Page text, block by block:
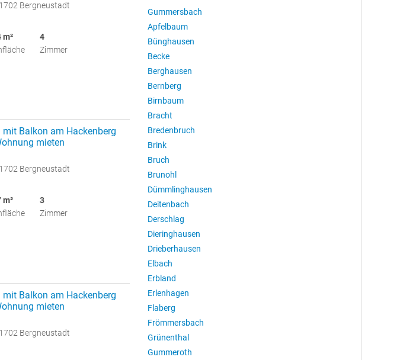
Bergneustadt
m²
4
Zimmer
Balkon am Hackenberg
mieten
Bergneustadt
m²
3
Zimmer
Balkon am Hackenberg
mieten
Bergneustadt
Gummersbach
Apfelbaum
Bünghausen
Becke
Berghausen
Bernberg
Birnbaum
Bracht
Bredenbruch
Brink
Bruch
Brunohl
Dümmlinghausen
Deitenbach
Derschlag
Dieringhausen
Drieberhausen
Elbach
Erbland
Erlenhagen
Flaberg
Frömmersbach
Grünenthal
Gummeroth